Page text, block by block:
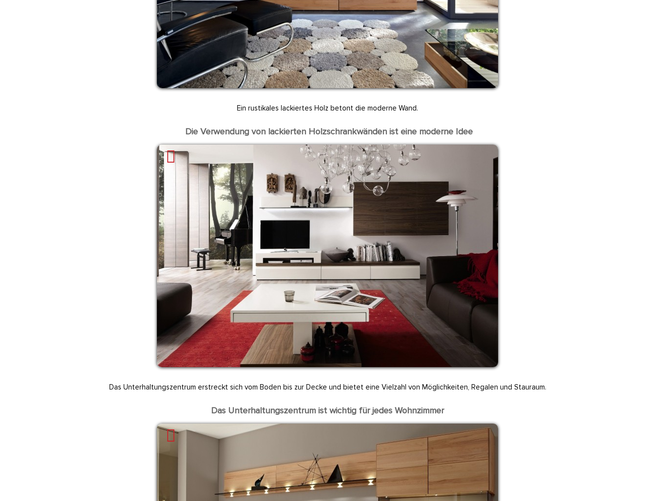
Ein rustikales lackiertes Holz betont die moderne Wand.
Die Verwendung von lackierten Holzschrankwänden ist eine moderne Idee
Das Unterhaltungszentrum erstreckt sich vom Boden bis zur Decke und bietet eine Vielzahl von Möglichkeiten, Regalen und Stauraum.
Das Unterhaltungszentrum ist wichtig für jedes Wohnzimmer